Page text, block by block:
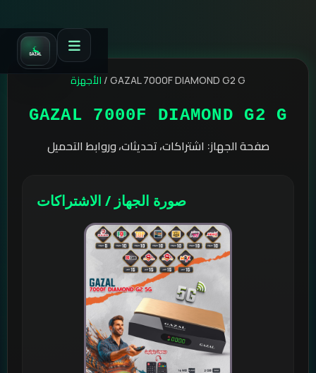
الأجهزة / GAZAL 7000F DIAMOND G2 G
GAZAL 7000F DIAMOND G2 G
صفحة الجهاز: اشتراكات، تحديثات، وروابط التحميل
صورة الجهاز / الاشتراكات